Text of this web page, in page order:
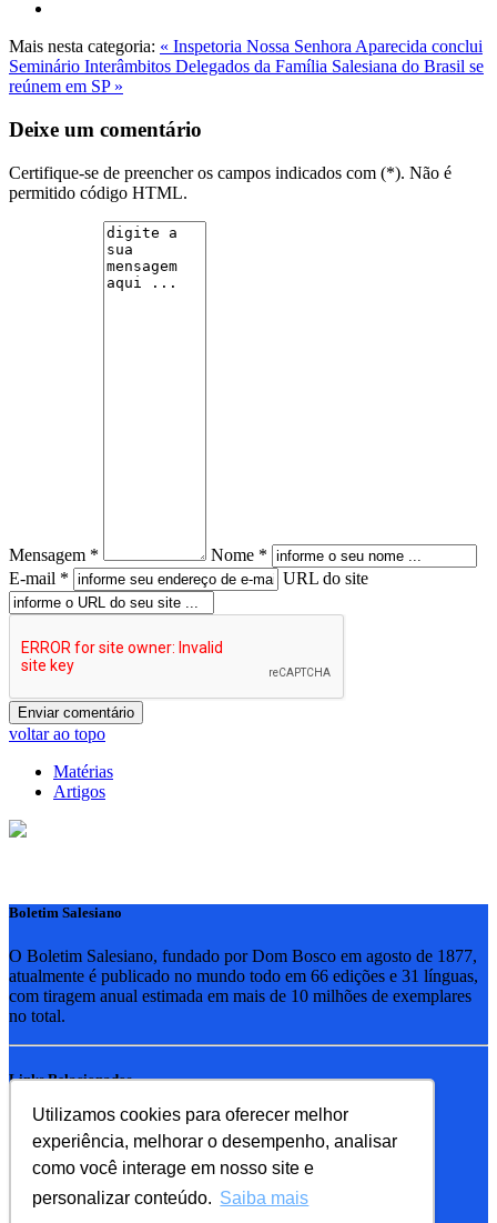
Utilizamos cookies para oferecer melhor
experiência, melhorar o desempenho, analisar
como você interage em nosso site e
personalizar conteúdo. Saiba mais
Mais nesta categoria: « Inspetoria Nossa Senhora Aparecida conclui
Seminário Interâmbitos Delegados da Família Salesiana do Brasil se
reúnem em SP »
Deixe um comentário
Certifique-se de preencher os campos indicados com (*). Não é
permitido código HTML.
Mensagem *
Nome *
E-mail *
URL do site
voltar ao topo
Matérias
Artigos
Boletim Salesiano
O Boletim Salesiano, fundado por Dom Bosco em agosto de 1877,
atualmente é publicado no mundo todo em 66 edições e 31 línguas,
com tiragem anual estimada em mais de 10 milhões de exemplares
no total.
Links Relacionados
RSB - Rede Salesiana Brasil
EDEBE - Editora
UPV - União pela Vida
Familia Salesiana